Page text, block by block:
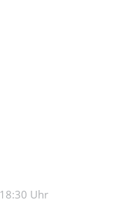
Uhr